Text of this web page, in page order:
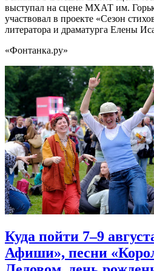
выступал на сцене МХАТ им.
участвовал в проекте «Сезон
литератора и драматурга Елены
«Фонтанка.ру»
Куда пойти 7–9
Афиши», песни